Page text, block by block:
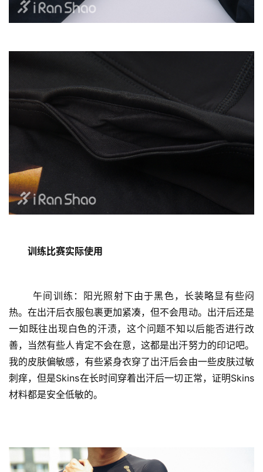
	训练比赛实际使用
	午间训练：阳光照射下由于黑色，长装略显有些闷
热。在出汗后衣服包裹更加紧凑，但不会甩动。出汗后还是
一如既往出现白色的汗渍，这个问题不知以后能否进行改
善，当然有些人肯定不会在意，这都是出汗努力的印记吧。
我的皮肤偏敏感，有些紧身衣穿了出汗后会由一些皮肤过敏
刺痒，但是Skins在长时间穿着出汗后一切正常，证明Skins
材料都是安全低敏的。